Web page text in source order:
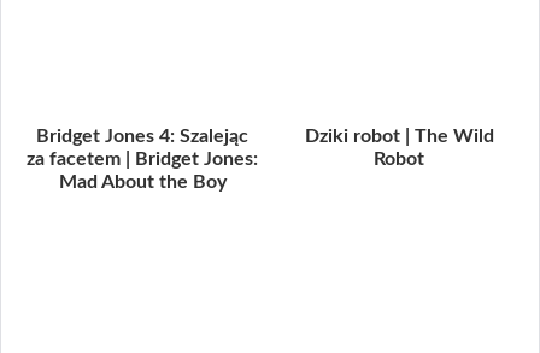
Bridget Jones 4: Szalejąc
za facetem | Bridget Jones:
Mad About the Boy
Dziki robot | The Wild
Robot